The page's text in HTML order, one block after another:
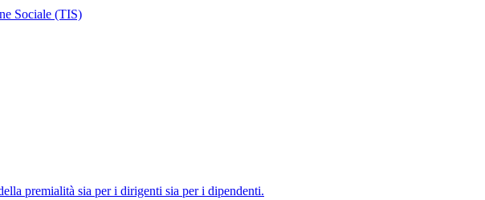
Sociale (TIS)
premialità sia per i dirigenti sia per i dipendenti.